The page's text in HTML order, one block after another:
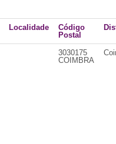
Localidade
Código
Postal
3030175
COIMBRA